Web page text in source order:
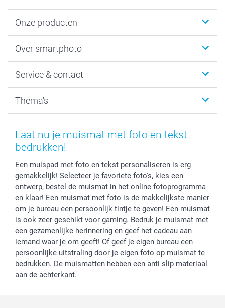
Onze producten
Fotoboeken
Fotocadeaus
Kaarten
Over smartphoto
Vacatures
Bestelproces
Herroepingsrecht
Privacy
Reviews
Prijslijst
Investor Relations
Service & contact
Tevredenheidsgarantie
Mijn orderstatus
smartbonus
service@smartphoto.nl
Affiliate partnerprogramma
Partnerships
Influencer partnerprogramma
Thema's
Baby
Moederdag
Huwelijk
Laat nu je muismat met foto en tekst
bedrukken!
Een muispad met foto en tekst personaliseren is erg
gemakkelijk! Selecteer je favoriete foto's, kies een
ontwerp, bestel de muismat in het online fotoprogramma
en klaar! Een muismat met foto is de makkelijkste manier
om je bureau een persoonlijk tintje te geven! Een muismat
is ook zeer geschikt voor gaming. Bedruk je muismat met
een gezamenlijke herinnering en geef het cadeau aan
iemand waar je om geeft! Of geef je eigen bureau een
persoonlijke uitstraling door je eigen foto op muismat te
bedrukken. De muismatten hebben een anti slip materiaal
aan de achterkant.